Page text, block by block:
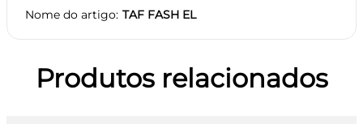
Nome do artigo TAF FASH EL
Produtos relacionados